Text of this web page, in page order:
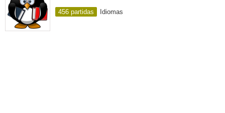
456 partidas Idiomas